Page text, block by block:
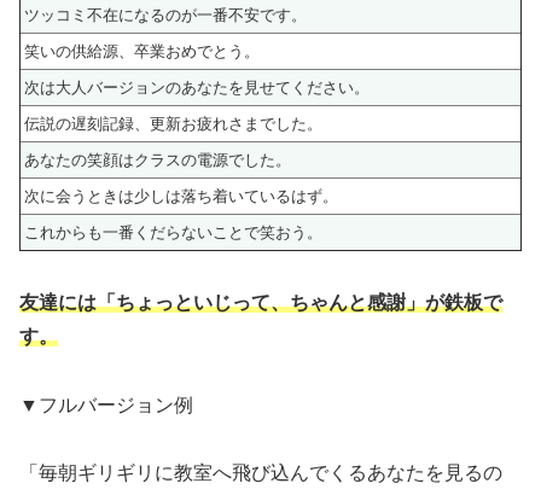
ツッコミ不在になるのが一番不安です。
笑いの供給源、卒業おめでとう。
次は大人バージョンのあなたを見せてください。
伝説の遅刻記録、更新お疲れさまでした。
あなたの笑顔はクラスの電源でした。
次に会うときは少しは落ち着いているはず。
これからも一番くだらないことで笑おう。
友達には「ちょっといじって、ちゃんと感謝」が鉄板で
す。
▼フルバージョン例
「毎朝ギリギリに教室へ飛び込んでくるあなたを見るの